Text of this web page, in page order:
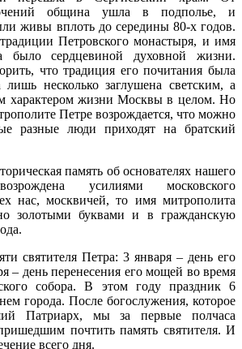
община ушла в подполье, и
живы вплоть до середины 80-х годов.
Петровского монастыря, и имя
было сердцевиной духовной жизни.
что традиция его почитания была
несколько заглушена светским, а
характером жизни Москвы в целом. Но
Петре возрождается, что можно
разные люди приходят на братский
память об основателях нашего
усилиями московского
нас, москвичей, то имя митрополита
золотыми буквами и в гражданскую
святителя Петра: 3 января – день его
– день перенесения его мощей во время
собора. В этом году праздник 6
города. После богослужения, которое
Патриарх, мы за первые полчаса
почтить память святителя. И
всего дня.